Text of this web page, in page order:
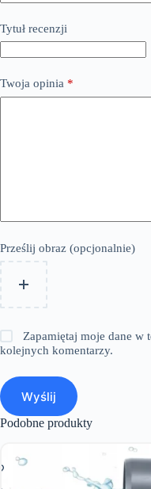
Tytuł recenzji
Twoja opinia *
Prześlij obraz (opcjonalnie)
Zapamiętaj moje dane w
kolejnych komentarzy.
Wyślij
Podobne produkty